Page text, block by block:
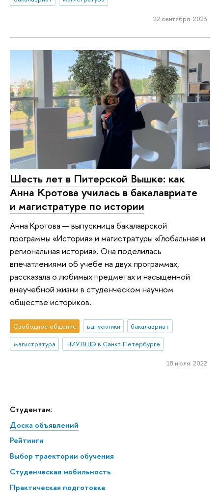
Студентам:
Доска объявлений
Рейтинги
Выбор траектории обучения
Студенческая мобильность
Практическая подготовка
22 сентября 2023
Шесть лет в Питерской Вышке: как
Анна Кротова училась в бакалавриате
и магистратуре по истории
Анна Кротова — выпускница бакалаврской
программы «История» и магистратуры «Глобальная и
региональная история». Она поделилась
впечатлениями об учебе на двух программах,
рассказала о любимых предметах и насыщенной
внеучебной жизни в студенческом научном
обществе историков.
Свободное общение выпускники
бакалавриат
магистратура
НИУ ВШЭ в Санкт-Петербурге
18 июля 2022